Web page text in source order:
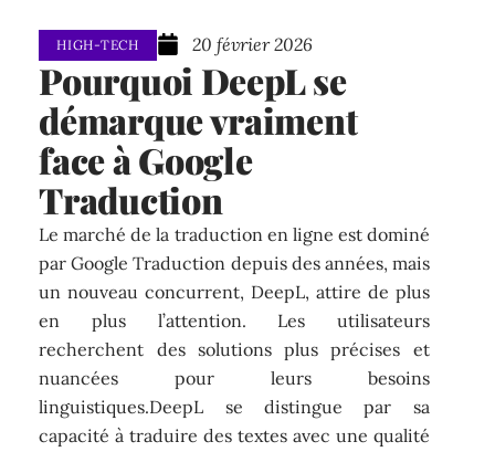
HIGH-TECH 20 février 2026
Pourquoi DeepL se
démarque vraiment
face à Google
Traduction
Le marché de la traduction en ligne est dominé
par Google Traduction depuis des années, mais
un nouveau concurrent, DeepL, attire de plus
en plus l’attention. Les utilisateurs
recherchent des solutions plus précises et
nuancées pour leurs besoins
linguistiques.DeepL se distingue par sa
capacité à traduire des textes avec une qualité